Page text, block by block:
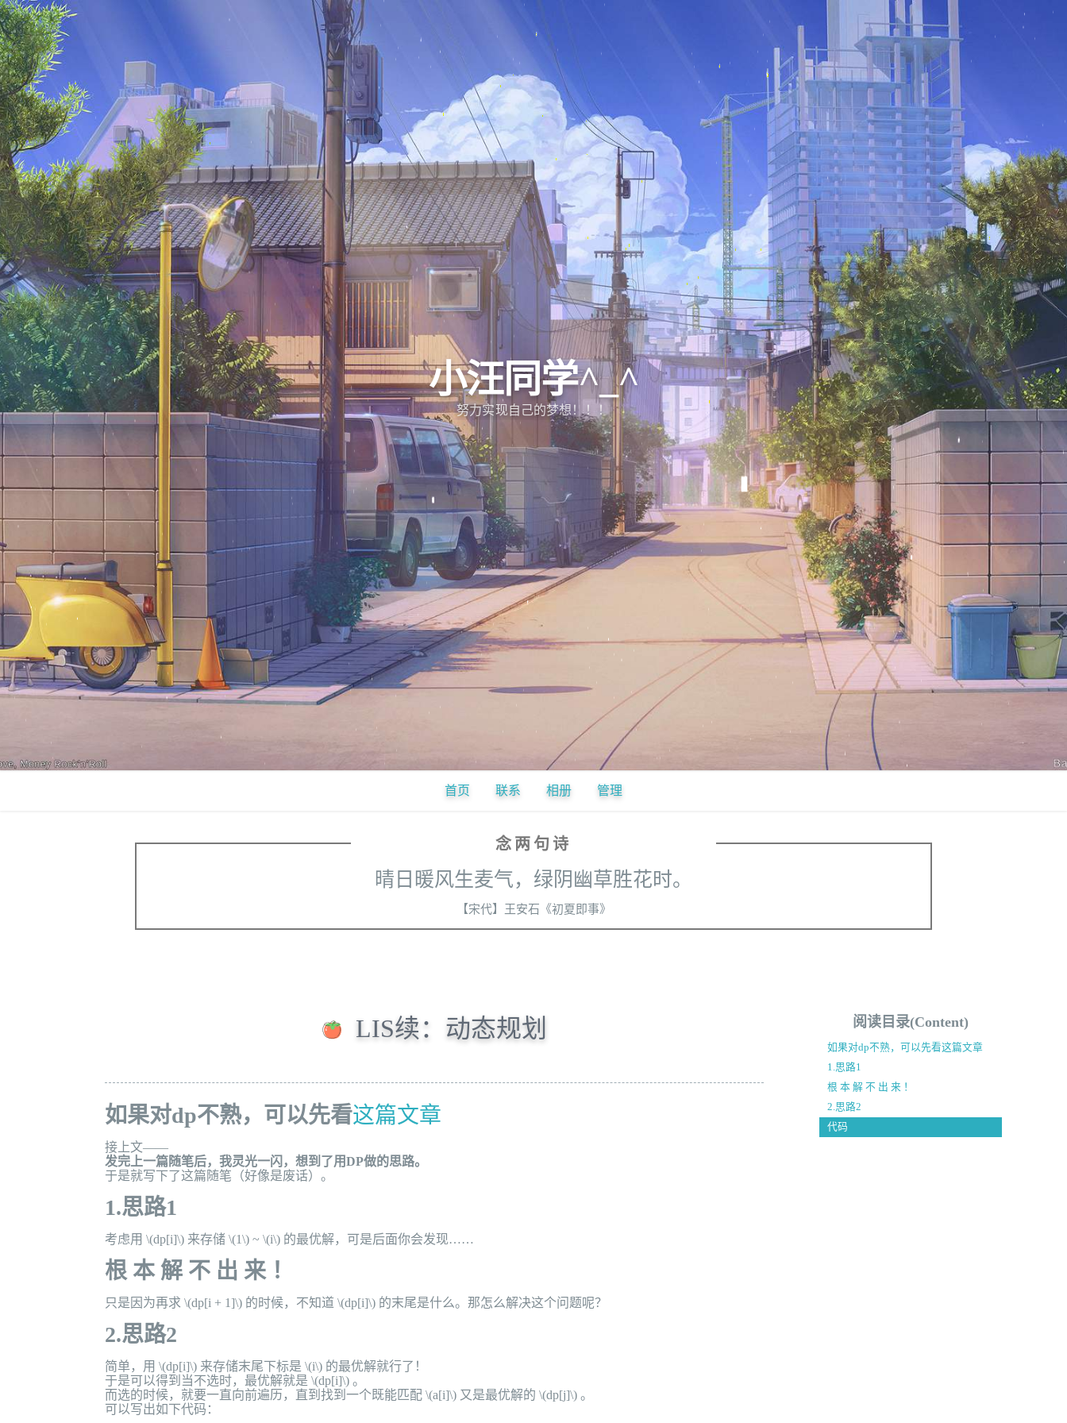
小汪同学^_^
努力实现自己的梦想！！！
首页 联系 相册 管理
念两句诗
晴日暖风生麦气，绿阴幽草胜花时。
【宋代】王安石《初夏即事》
LIS续：动态规划
如果对dp不熟，可以先看这篇文章
接上文——
发完上一篇随笔后，我灵光一闪，想到了用DP做的思路。
于是就写下了这篇随笔（好像是废话）。
1.思路1
考虑用 \(dp[i]\) 来存储 \(1\) ~ \(i\) 的最优解，可是后面你会发现……
根 本 解 不 出 来 ！
只是因为再求 \(dp[i + 1]\) 的时候，不知道 \(dp[i]\) 的末尾是什么。那怎么解决这个问题呢？
2.思路2
简单，用 \(dp[i]\) 来存储末尾下标是 \(i\) 的最优解就行了！
于是可以得到当不选时，最优解就是 \(dp[i]\) 。
而选的时候，就要一直向前遍历，直到找到一个既能匹配 \(a[i]\) 又是最优解的 \(dp[j]\) 。
可以写出如下代码：
阅读目录(Content)
如果对dp不熟，可以先看这篇文章
1.思路1
根 本 解 不 出 来 ！
2.思路2
代码